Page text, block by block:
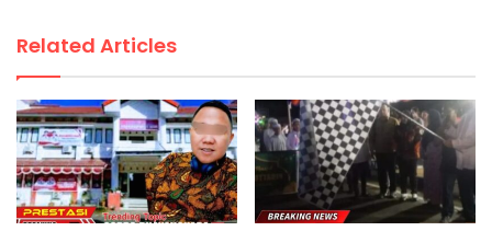
Related Articles